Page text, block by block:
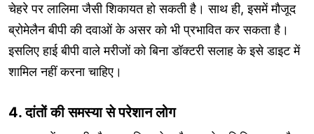
चेहरे पर लालिमा जैसी शिकायत हो सकती है। साथ ही, इसमें मौजूद
ब्रोमेलैन बीपी की दवाओं के असर को भी प्रभावित कर सकता है।
इसलिए हाई बीपी वाले मरीजों को बिना डॉक्टरी सलाह के इसे डाइट में
शामिल नहीं करना चाहिए।
4. दांतों की समस्या से परेशान लोग